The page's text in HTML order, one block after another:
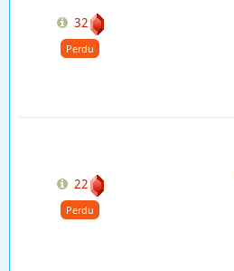
32
Perdu
22
Perdu